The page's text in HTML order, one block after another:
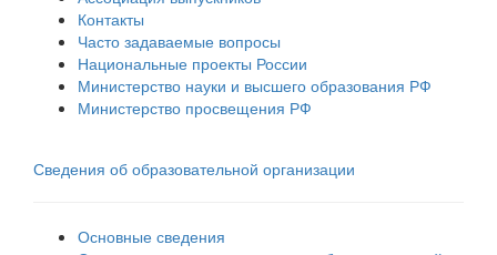
Контакты
Часто задаваемые вопросы
Национальные проекты России
Министерство науки и высшего образования РФ
Министерство просвещения РФ
Сведения об образовательной организации
Основные сведения